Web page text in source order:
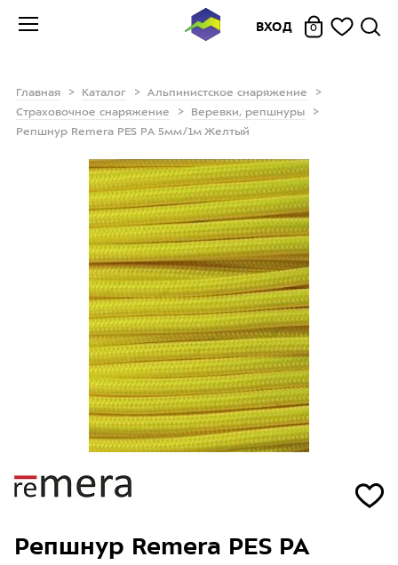
ВХОД 0
Главная Каталог
Альпинистское снаряжение
Страховочное снаряжение
Веревки, репшнуры
Репшнур Remera PES РА 5мм/1м Желтый
Репшнур Remera PES РА